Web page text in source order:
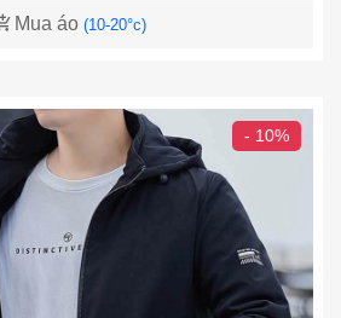
Mua áo (10-20°c)
- 10%